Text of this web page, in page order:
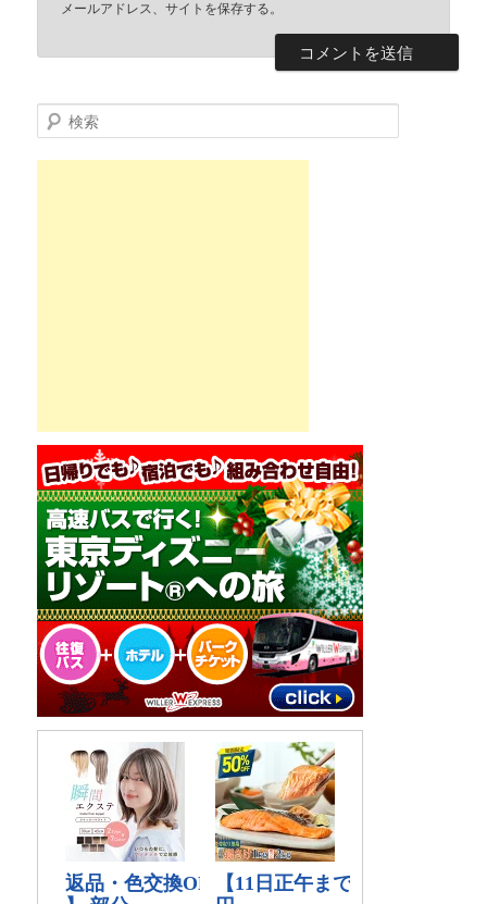
メールアドレス、サイトを保存する。
検索